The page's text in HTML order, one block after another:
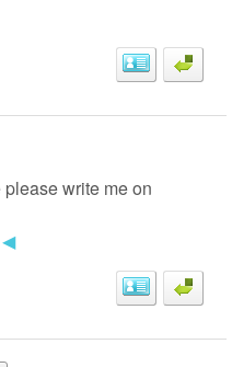
write me on
◀